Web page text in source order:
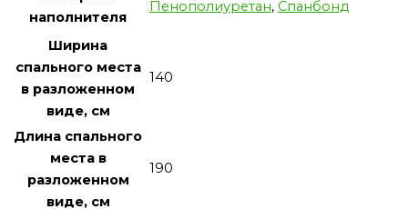
наполнителя
Пенополиуретан, Спанбонд
Ширина
спального места
в разложенном
виде, см
140
Длина спального
места в
разложенном
виде, см
190